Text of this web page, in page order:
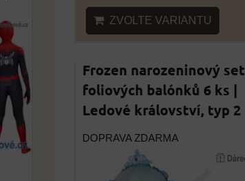
ZVOLTE VARIANTU
Frozen narozeninový set
foliových balónků 6 ks |
Ledové království, typ 2
DOPRAVA ZDARMA